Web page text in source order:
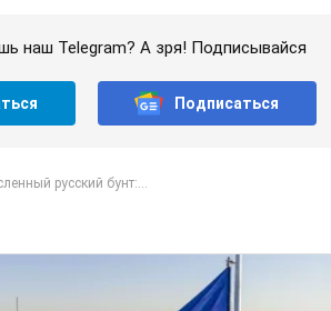
наш Telegram? А зря! Подписывайся
Подписаться
русский бунт:...